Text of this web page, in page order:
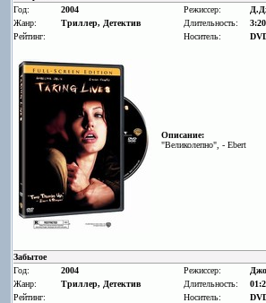
Год:
2004
Жанр:
Триллер, Детектив
Рейтинг:
Режиссер:
Длительность:
Носитель:
Описание:
"Великолепно", - Ebert
Забытое
Год:
2004
Жанр:
Триллер, Детектив
Рейтинг:
Режиссер:
Длительность:
Носитель: